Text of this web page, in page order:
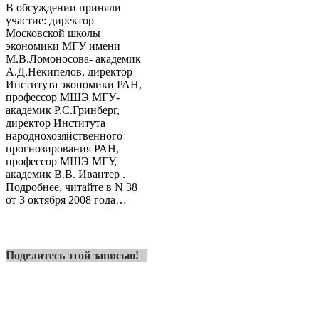
В обсуждении приняли
участие: директор
Московской школы
экономики МГУ имени
М.В.Ломоносова- академик
А.Д.Некипелов, директор
Института экономики РАН,
профессор МШЭ МГУ-
академик Р.С.Гринберг,
директор Института
народнохозяйственного
прогнозирования РАН,
профессор МШЭ МГУ,
академик В.В. Ивантер .
Подробнее, читайте в N 38
от 3 октября 2008 года…
Поделитесь этой записью!